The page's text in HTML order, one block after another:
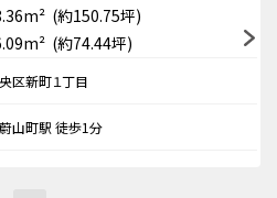
(約150.75坪)
(約74.44坪)
区新町１丁目
山町駅 徒歩1分